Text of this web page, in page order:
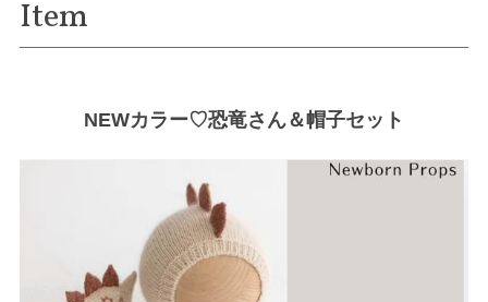
Item
NEWカラー♡恐竜さん＆帽子セット